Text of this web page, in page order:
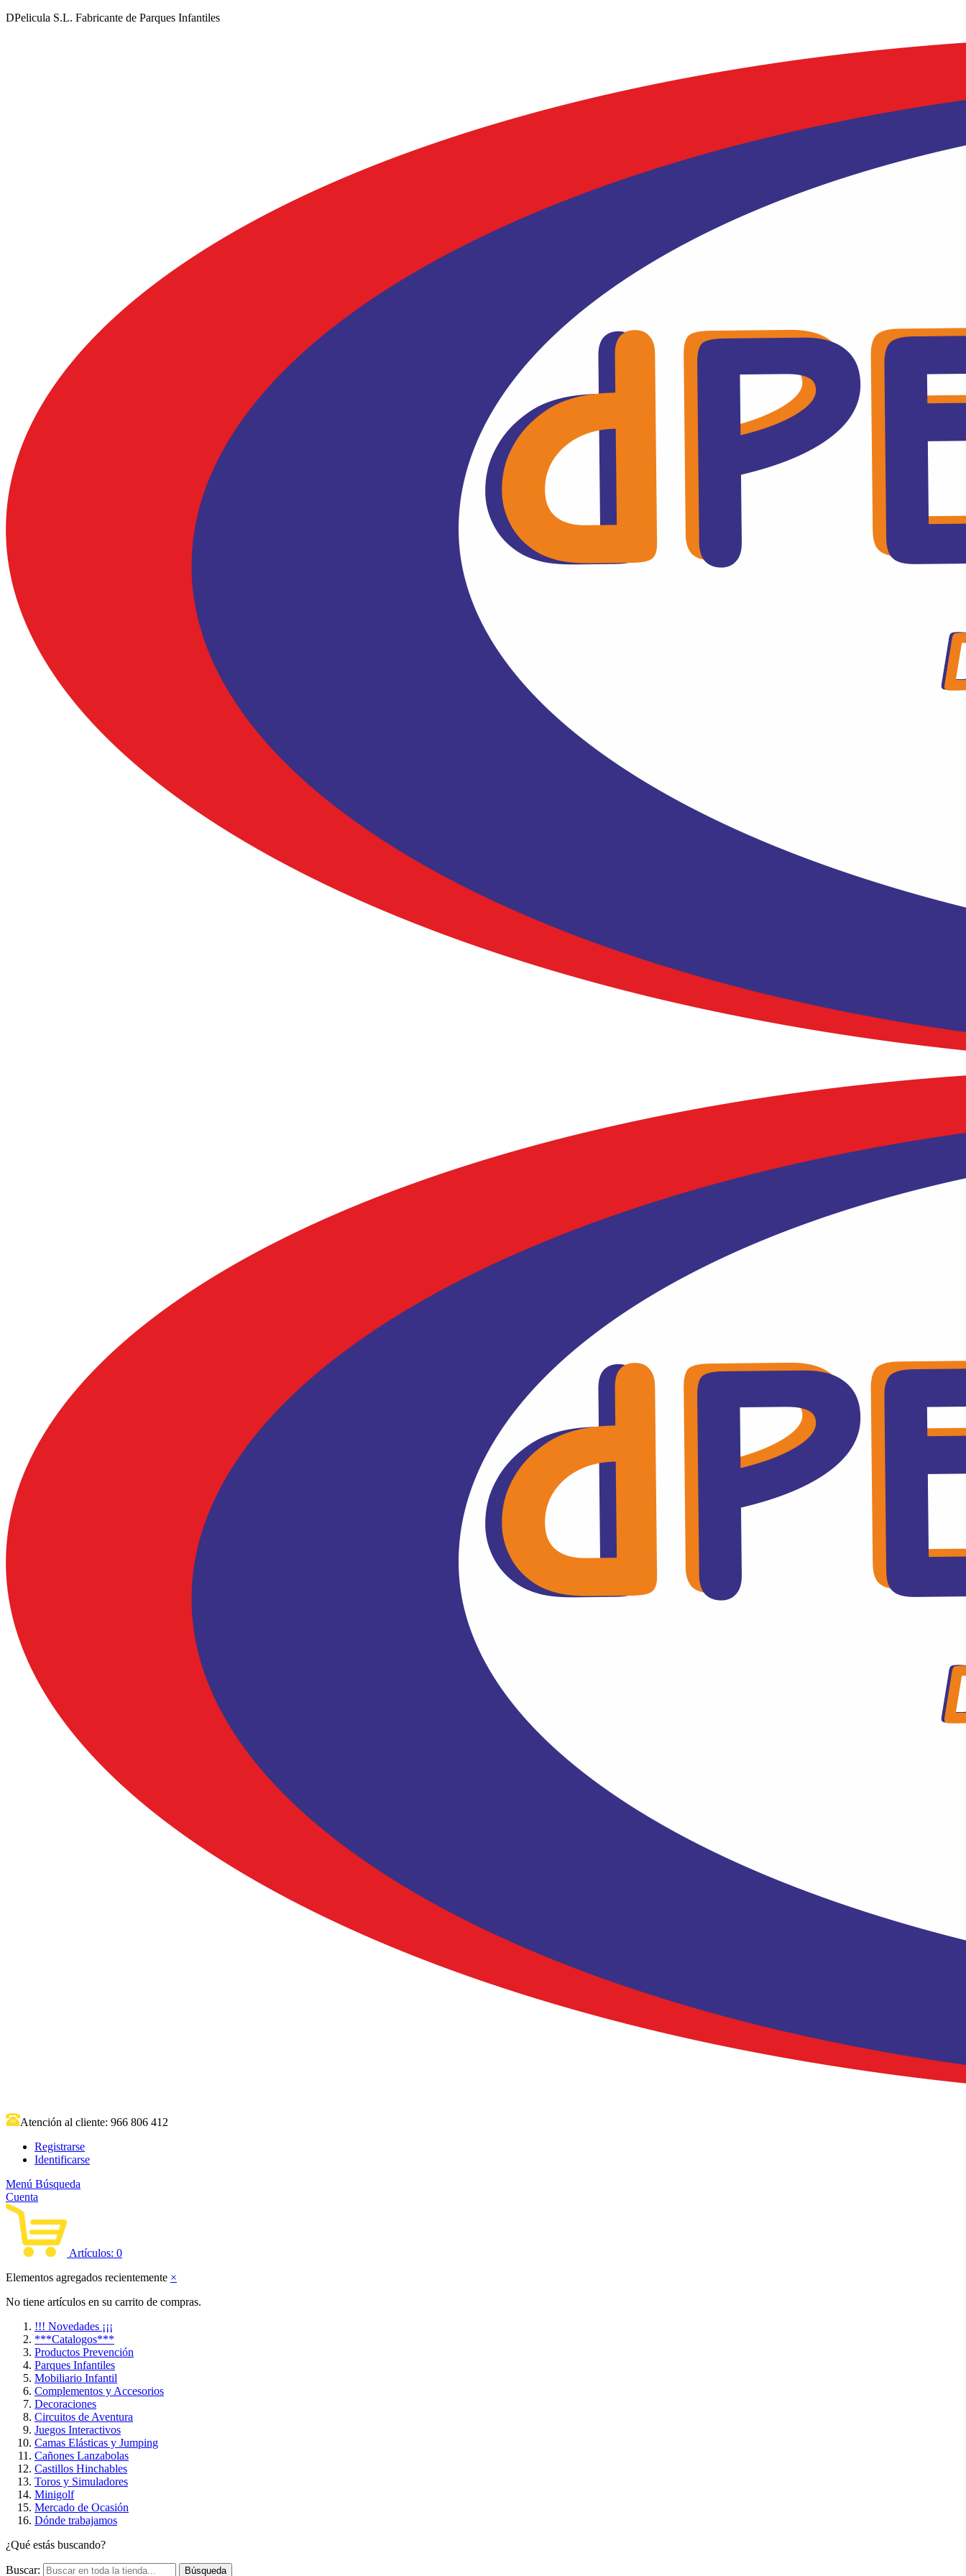
DPelicula S.L. Fabricante de Parques Infantiles
Atención al cliente: 966 806 412
Registrarse
Identificarse
Menú Búsqueda
Cuenta
Artículos: 0
Elementos agregados recientemente ×
No tiene artículos en su carrito de compras.
!!! Novedades ¡¡¡
***Catalogos***
Productos Prevención
Parques Infantiles
Mobiliario Infantil
Complementos y Accesorios
Decoraciones
Circuitos de Aventura
Juegos Interactivos
Camas Elásticas y Jumping
Cañones Lanzabolas
Castillos Hinchables
Toros y Simuladores
Minigolf
Mercado de Ocasión
Dónde trabajamos
¿Qué estás buscando?
Buscar: Búsqueda